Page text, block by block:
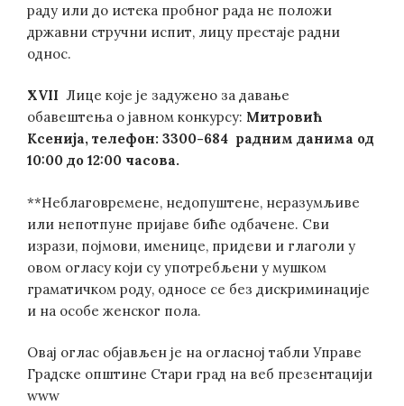
раду или до истека пробног рада не положи
државни стручни испит, лицу престаје радни
однос.
XVII Лице које је задужено за давање
обавештења о јавном конкурсу: Митровић
Ксенија, телефон: 3300-684 радним данима од
10:00 до 12:00 часова.
**Неблаговремене, недопуштене, неразумљиве
или непотпуне пријаве биће одбачене. Сви
изрази, појмови, именице, придеви и глаголи у
овом огласу који су употребљени у мушком
граматичком роду, односе се без дискриминације
и на особе женског пола.
Овај оглас објављен је на огласној табли Управе
Градске општине Стари град на веб презентацији
www